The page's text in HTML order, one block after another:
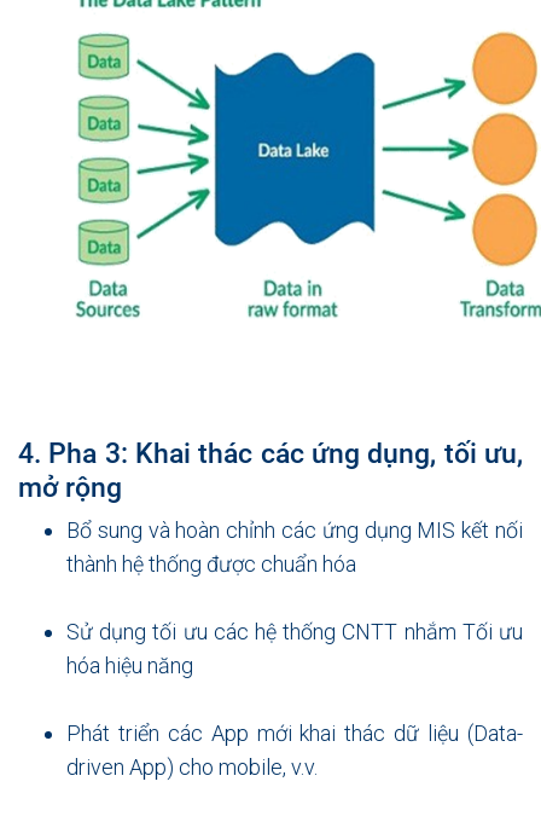
4. Pha 3: Khai thác các ứng dụng, tối ưu,
mở rộng
Bổ sung và hoàn chỉnh các ứng dụng MIS kết nối
thành hệ thống được chuẩn hóa
Sử dụng tối ưu các hệ thống CNTT nhắm Tối ưu
hóa hiệu năng
Phát triển các App mới khai thác dữ liệu (Data-
driven App) cho mobile, v.v.